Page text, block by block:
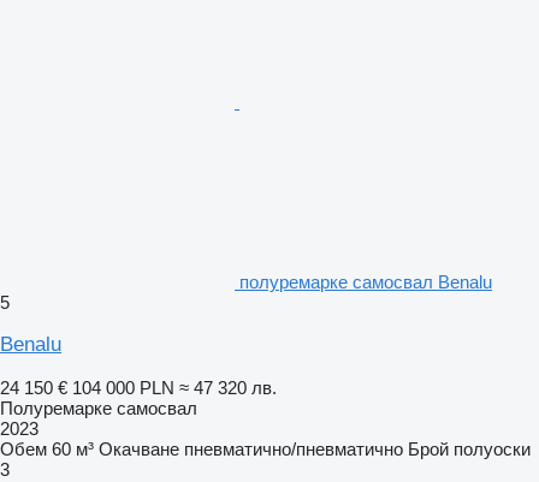
полуремарке самосвал Benalu
5
Benalu
24 150 € 104 000 PLN ≈ 47 320 лв.
Полуремарке самосвал
2023
Обем 60 м³ Окачване пневматично/пневматично Брой полуоски
3